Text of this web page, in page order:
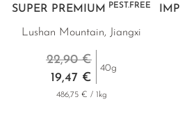
SUPER PREMIUM
PEST.FREE
Lushan Mountain, Jiangxi
19,47 €
22,90 €
40g
486,75 € / 1kg